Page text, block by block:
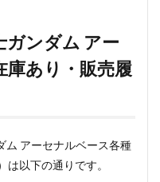
ガンダム アー
庫あり・販売履
ム アーセナルベース各種
以下の通りです。